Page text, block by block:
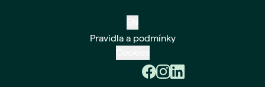
Pravidla a podmínky